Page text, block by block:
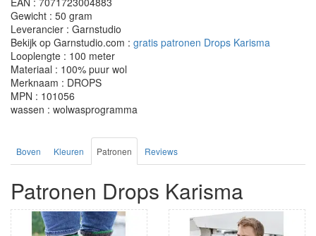
Gewicht : 50 gram
Leverancier : Garnstudio
Bekijk op Garnstudio.com : gratis patronen Drops Karisma
Looplengte : 100 meter
Materiaal : 100% puur wol
Merknaam : DROPS
MPN : 101056
wassen : wolwasprogramma
Boven Kleuren Patronen Reviews
Patronen Drops Karisma